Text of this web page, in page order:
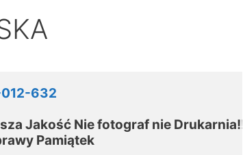
632
Jakość Nie fotograf nie Drukarnia!!
Pamiątek